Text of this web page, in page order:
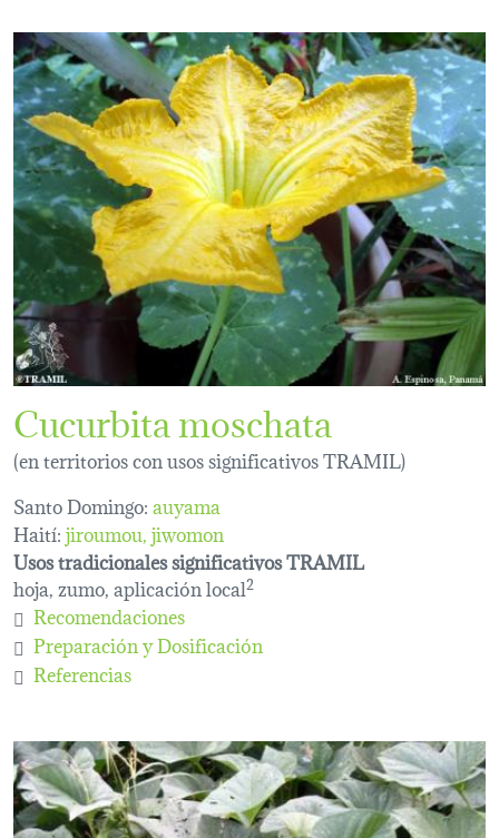
Cucurbita moschata
(en territorios con usos significativos TRAMIL)
Santo Domingo:auyama
Haití:jiroumou jiwomon
Usos tradicionales significativos TRAMIL
hoja, zumo, aplicación local2
Recomendaciones
Preparación y Dosificación
Referencias